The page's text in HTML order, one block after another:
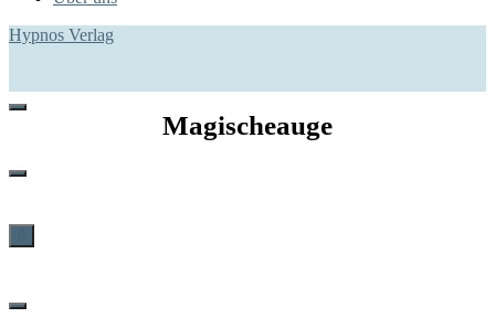
Hypnos Verlag
Magischeauge